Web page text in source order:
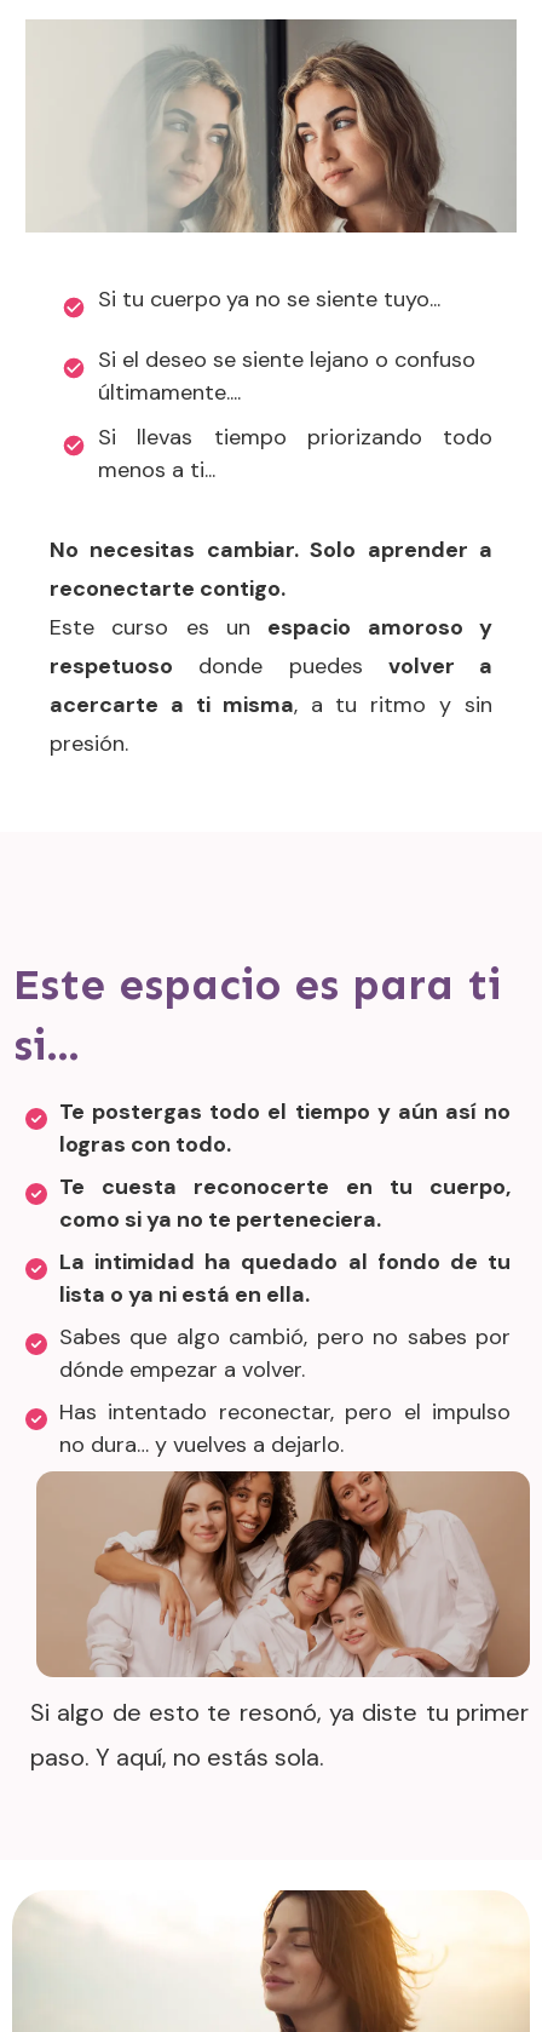
Si tu cuerpo ya no se siente tuyo...
Si el deseo se siente lejano o confuso
últimamente....
Si llevas tiempo priorizando todo
menos a ti...
No necesitas cambiar. Solo aprender a
reconectarte contigo.
Este curso es un espacio amoroso y
respetuoso donde puedes volver a
acercarte a ti misma, a tu ritmo y sin
presión.
Este espacio es para ti
si…
Te postergas todo el tiempo y aún así no
logras con todo.
Te cuesta reconocerte en tu cuerpo,
como si ya no te perteneciera.
La intimidad ha quedado al fondo de tu
lista o ya ni está en ella.
Sabes que algo cambió, pero no sabes por
dónde empezar a volver.
Has intentado reconectar, pero el impulso
no dura… y vuelves a dejarlo.
Si algo de esto te resonó, ya diste tu primer
paso. Y aquí, no estás sola.